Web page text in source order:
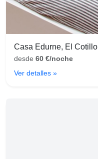
Casa Edurne, El Cotillo
desde 60 €/noche
Ver detalles »